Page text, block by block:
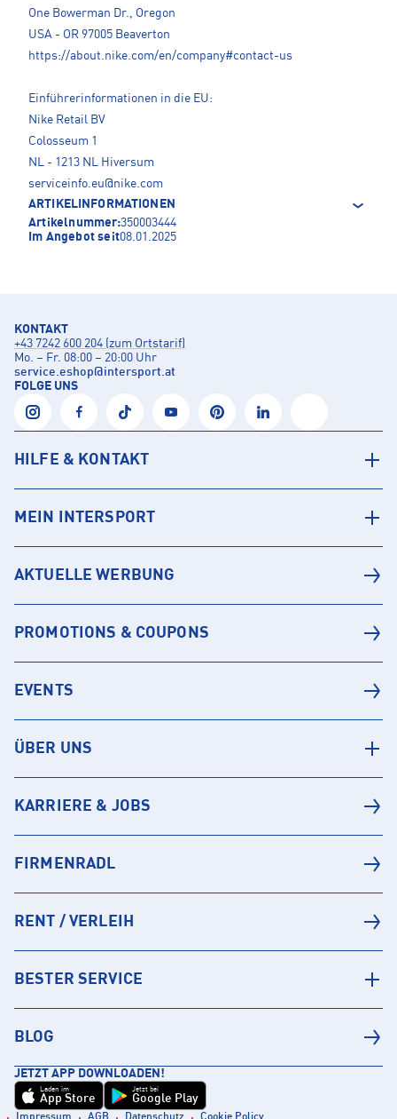
One Bowerman Dr., Oregon
USA - OR 97005 Beaverton
https://about.nike.com/en/company#contact-us
Einführerinformationen in die EU:
Nike Retail BV
Colosseum 1
NL - 1213 NL Hiversum
serviceinfo.eu@nike.com
ARTIKELINFORMATIONEN
Artikelnummer:350003444
Im Angebot seit08.01.2025
KONTAKT
+43 7242 600 204 (zum Ortstarif)
Mo. – Fr. 08:00 – 20:00 Uhr
service.eshop@intersport.at
FOLGE UNS
HILFE & KONTAKT
MEIN INTERSPORT
AKTUELLE WERBUNG
PROMOTIONS & COUPONS
EVENTS
ÜBER UNS
KARRIERE & JOBS
FIRMENRADL
RENT / VERLEIH
BESTER SERVICE
BLOG
JETZT APP DOWNLOADEN!
Laden im
App Store
Jetzt bei
Google Play